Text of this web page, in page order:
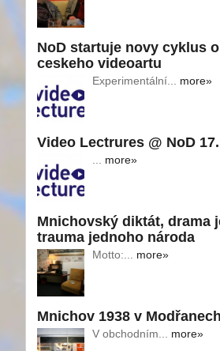
NoD startuje novy cyklus
ceskeho videoartu
Experimentální... more»
Video Lectrures @ NoD
more»
Mnichovský diktát, drama
trauma jednoho národa
Motto:... more»
Mnichov 1938 v Modřanech
V obchodním... more»